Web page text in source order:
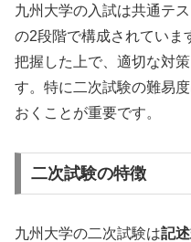
九州大学の入試は共通テ
の2段階で構成されていま
把握した上で、適切な対
す。特に二次試験の難易
おくことが重要です。
二次試験の特徴
九州大学の二次試験は記